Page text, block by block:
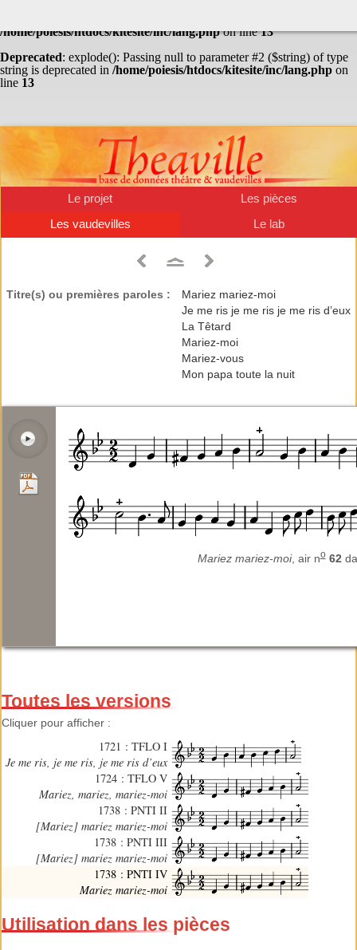
/home/poiesis/htdocs/kitesite/inc/lang.phpon line13
Deprecated: explode(): Passing null to parameter #2 ($string) of type
string is deprecated in /home/poiesis/htdocs/kitesite/inc/lang.php on
line 13
Le projet
Les pièces
Les vaudevilles
Le lab
Titre(s) ou premières paroles :
Mariez mariez-moi
Je me ris je me ris je me ris d’eux
La Têtard
Mariez-moi
Mariez-vous
Mon papa toute la nuit
Mariez mariez-moi, air no 62
Toutes les versions
Cliquer pour afficher :
1721 : TFLO I
Je me ris, je me ris, je me ris d’eux
1724 : TFLO V
Mariez, mariez, mariez-moi
1738 : PNTI II
[Mariez] mariez mariez-moi
1738 : PNTI III
[Mariez] mariez mariez-moi
1738 : PNTI IV
Mariez mariez-moi
Utilisation dans les pièces